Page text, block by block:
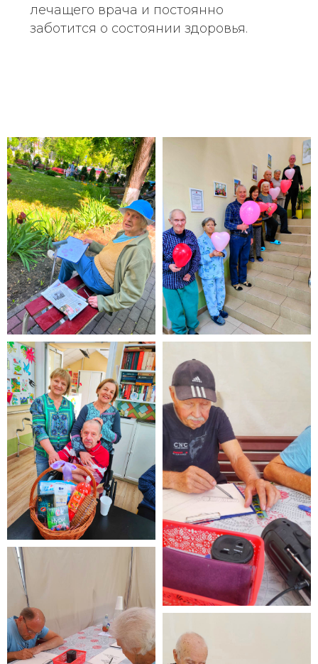
лечащего врача и постоянно
заботится о состоянии здоровья.